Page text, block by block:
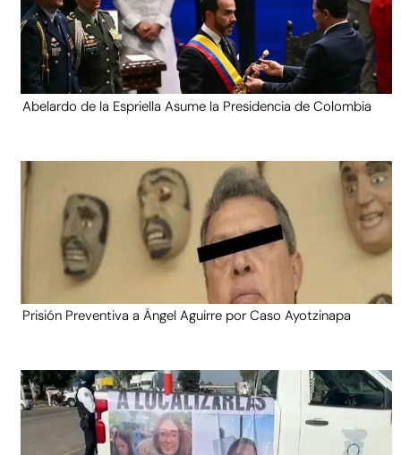
Abelardo de la Espriella Asume la Presidencia de Colombia
Prisión Preventiva a Ángel Aguirre por Caso Ayotzinapa